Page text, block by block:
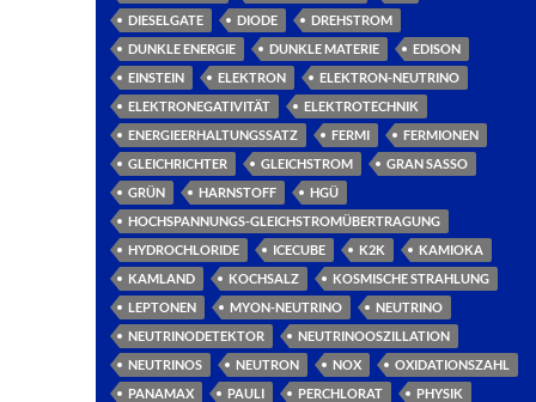
DIESELGATE
DIODE
DREHSTROM
DUNKLE ENERGIE
DUNKLE MATERIE
EDISON
EINSTEIN
ELEKTRON
ELEKTRON-NEUTRINO
ELEKTRONEGATIVITÄT
ELEKTROTECHNIK
ENERGIEERHALTUNGSSATZ
FERMI
FERMIONEN
GLEICHRICHTER
GLEICHSTROM
GRAN SASSO
GRÜN
HARNSTOFF
HGÜ
HOCHSPANNUNGS-GLEICHSTROMÜBERTRAGUNG
HYDROCHLORIDE
ICECUBE K2K
KAMIOKA
KAMLAND
KOCHSALZ
KOSMISCHE STRAHLUNG
LEPTONEN
MYON-NEUTRINO
NEUTRINO
NEUTRINODETEKTOR
NEUTRINOOSZILLATION
NEUTRINOS
NEUTRON NOX
OXIDATIONSZAHL
PANAMAX
PAULI PERCHLORAT
PHYSIK